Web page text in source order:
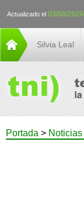
Actualizado el 03/08/2026
Silvia Leal
Portada > Noticias